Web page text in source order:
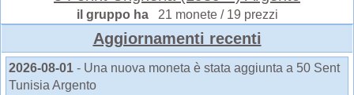
il gruppo ha 21 monete / 19 prezzi
Aggiornamenti recenti
2026-08-01 - Una nuova moneta è stata aggiunta a 50 Sent
Tunisia Argento